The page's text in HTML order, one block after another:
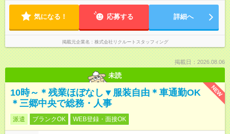
気になる！ 応募する 詳細へ
掲載元企業名 株式会社リクルートスタッフィング
掲載日：2026.08.06
未読
NEW
10時～＊残業ほぼなし▼服装自由＊車通勤OK
＊三郷中央で総務・人事
派遣 ブランクOK WEB登録・面接OK